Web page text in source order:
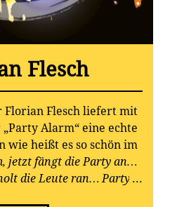
Flesch
Florian Flesch liefert mit
Alarm“ eine echte
wie heißt es so schön im
jetzt fängt die Party an…
die Leute ran… Party